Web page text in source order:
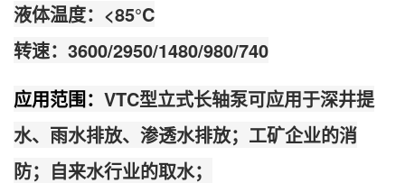
液体温度：<85°C
转速：3600/2950/1480/980/740
应用范围： VTC型立式长轴泵可应用于深井提
水、雨水排放、渗透水排放；工矿企业的消
防；自来水行业的取水；